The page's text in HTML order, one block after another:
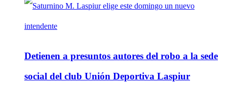
Detienen a presuntos autores del robo a la sede
social del club Unión Deportiva Laspiur